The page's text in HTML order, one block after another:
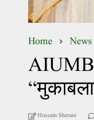
Home News
AIUMB
Hussain Sherani